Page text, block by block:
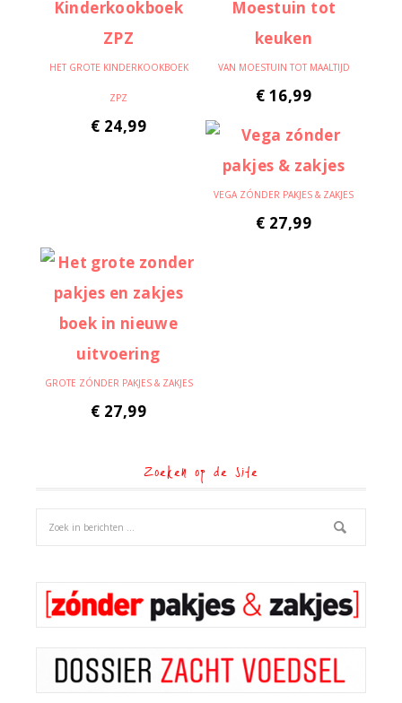
HET GROTE KINDERKOOKBOEK
ZPZ
€ 24,99
VAN MOESTUIN TOT MAALTIJD
€ 16,99
VEGA ZÓNDER PAKJES & ZAKJES
€ 27,99
GROTE ZÓNDER PAKJES & ZAKJES
€ 27,99
Zoeken op de site